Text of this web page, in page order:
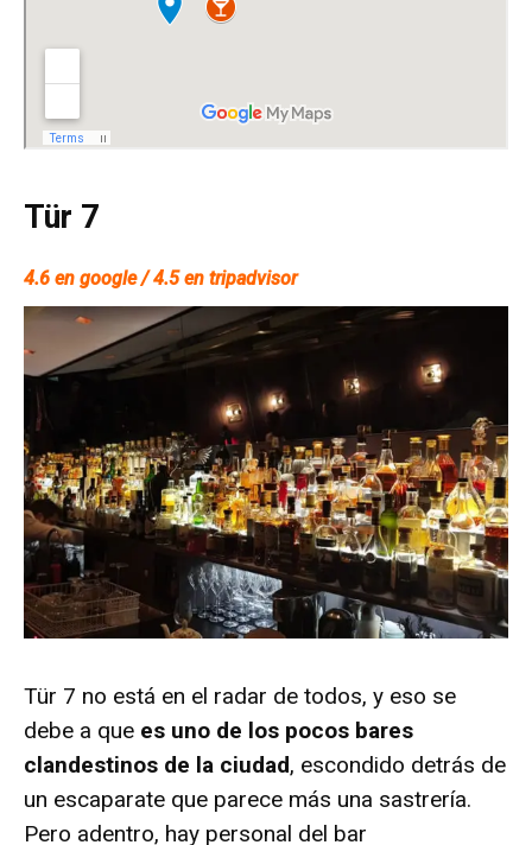
Tür 7
4.6 en google / 4.5 en tripadvisor
Tür 7 no está en el radar de todos, y eso se
debe a que es uno de los pocos bares
clandestinos de la ciudad, escondido detrás de
un escaparate que parece más una sastrería.
Pero adentro, hay personal del bar